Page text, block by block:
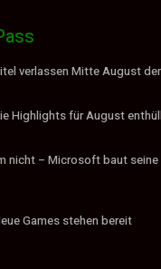
verlassen Mitte August
Highlights für August
nicht – Microsoft baut
Games stehen bereit